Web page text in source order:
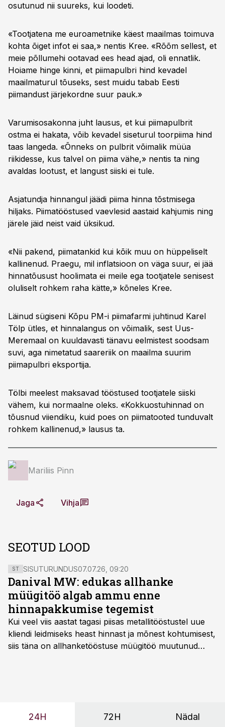
osutunud nii suureks, kui loodeti.
«Tootjatena me euroametnike käest maailmas toimuva
kohta õiget infot ei saa,» nentis Kree. «Rõõm sellest, et
meie põllumehi ootavad ees head ajad, oli ennatlik.
Hoiame hinge kinni, et piimapulbri hind kevadel
maailmaturul tõuseks, sest muidu tabab Eesti
piimandust järjekordne suur pauk.»
Varumisosakonna juht lausus, et kui piimapulbrit
ostma ei hakata, võib kevadel siseturul toorpiima hind
taas langeda. «Õnneks on pulbrit võimalik müüa
riikidesse, kus talvel on piima vähe,» nentis ta ning
avaldas lootust, et langust siiski ei tule.
Asjatundja hinnangul jäädi piima hinna tõstmisega
hiljaks. Piimatööstused vaevlesid aastaid kahjumis ning
järele jäid neist vaid üksikud.
«Nii pakend, piimatankid kui kõik muu on hüppeliselt
kallinenud. Praegu, mil inflatsioon on väga suur, ei jää
hinnatõusust hoolimata ei meile ega tootjatele senisest
oluliselt rohkem raha kätte,» kõneles Kree.
Läinud sügiseni Kõpu PM-i piimafarmi juhtinud Karel
Tölp ütles, et hinnalangus on võimalik, sest Uus-
Meremaal on kuuldavasti tänavu eelmistest soodsam
suvi, aga nimetatud saareriik on maailma suurim
piimapulbri eksportija.
Tölbi meelest maksavad tööstused tootjatele siiski
vähem, kui normaalne oleks. «Kokkuostuhinnad on
tõusnud viiendiku, kuid poes on piimatooted tunduvalt
rohkem kallinenud,» lausus ta.
Mariliis Pinn
Jaga Vihja
SEOTUD LOOD
ST SISUTURUNDUS07.07.26, 09:20
Danival MW: edukas allhanke
müügitöö algab ammu enne
hinnapakkumise tegemist
Kui veel viis aastat tagasi piisas metallitööstustel uue
kliendi leidmiseks heast hinnast ja mõnest kohtumisest,
siis täna on allhanketööstuse müügitöö muutunud
24H 72H Nädal